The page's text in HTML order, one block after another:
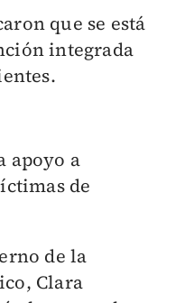
que se está
integrada
apoyo a
de
de la
Clara